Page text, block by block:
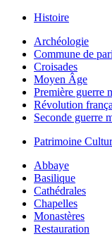
Histoire
Archéologie
Commune de
Croisades
Moyen Âge
Première guerre
Révolution
Seconde guerre
Patrimoine
Abbaye
Basilique
Cathédrales
Chapelles
Monastères
Restauration